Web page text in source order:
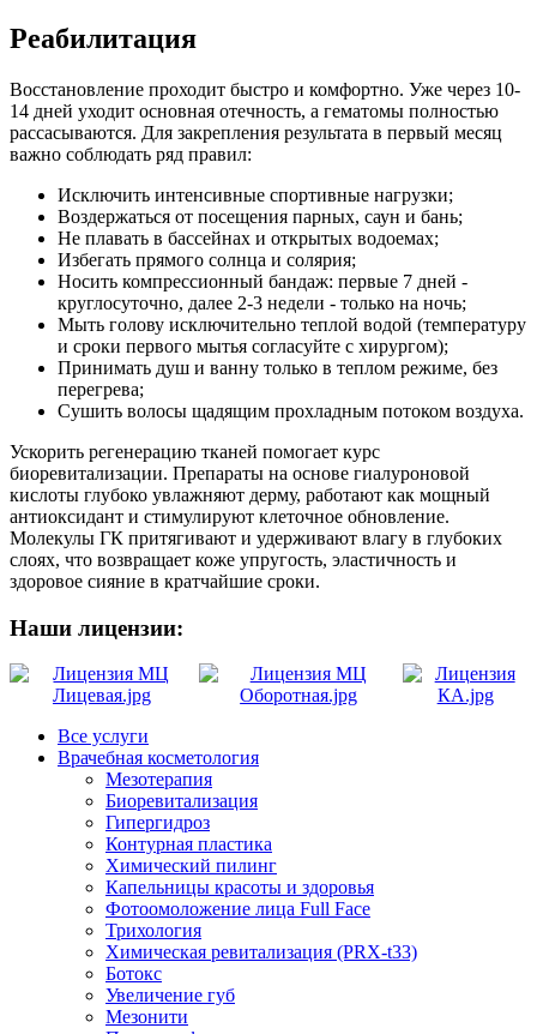
Реабилитация
Восстановление проходит быстро и комфортно. Уже через 10-
14 дней уходит основная отечность, а гематомы полностью
рассасываются. Для закрепления результата в первый месяц
важно соблюдать ряд правил:
Исключить интенсивные спортивные нагрузки;
Воздержаться от посещения парных, саун и бань;
Не плавать в бассейнах и открытых водоемах;
Избегать прямого солнца и солярия;
Носить компрессионный бандаж: первые 7 дней -
круглосуточно, далее 2-3 недели - только на ночь;
Мыть голову исключительно теплой водой (температуру
и сроки первого мытья согласуйте с хирургом);
Принимать душ и ванну только в теплом режиме, без
перегрева;
Сушить волосы щадящим прохладным потоком воздуха.
Ускорить регенерацию тканей помогает курс
биоревитализации. Препараты на основе гиалуроновой
кислоты глубоко увлажняют дерму, работают как мощный
антиоксидант и стимулируют клеточное обновление.
Молекулы ГК притягивают и удерживают влагу в глубоких
слоях, что возвращает коже упругость, эластичность и
здоровое сияние в кратчайшие сроки.
Наши лицензии:
Все услуги
Врачебная косметология
Мезотерапия
Биоревитализация
Гипергидроз
Контурная пластика
Химический пилинг
Капельницы красоты и здоровья
Фотоомоложение лица Full Face
Трихология
Химическая ревитализация (PRX-t33)
Ботокс
Увеличение губ
Мезонити